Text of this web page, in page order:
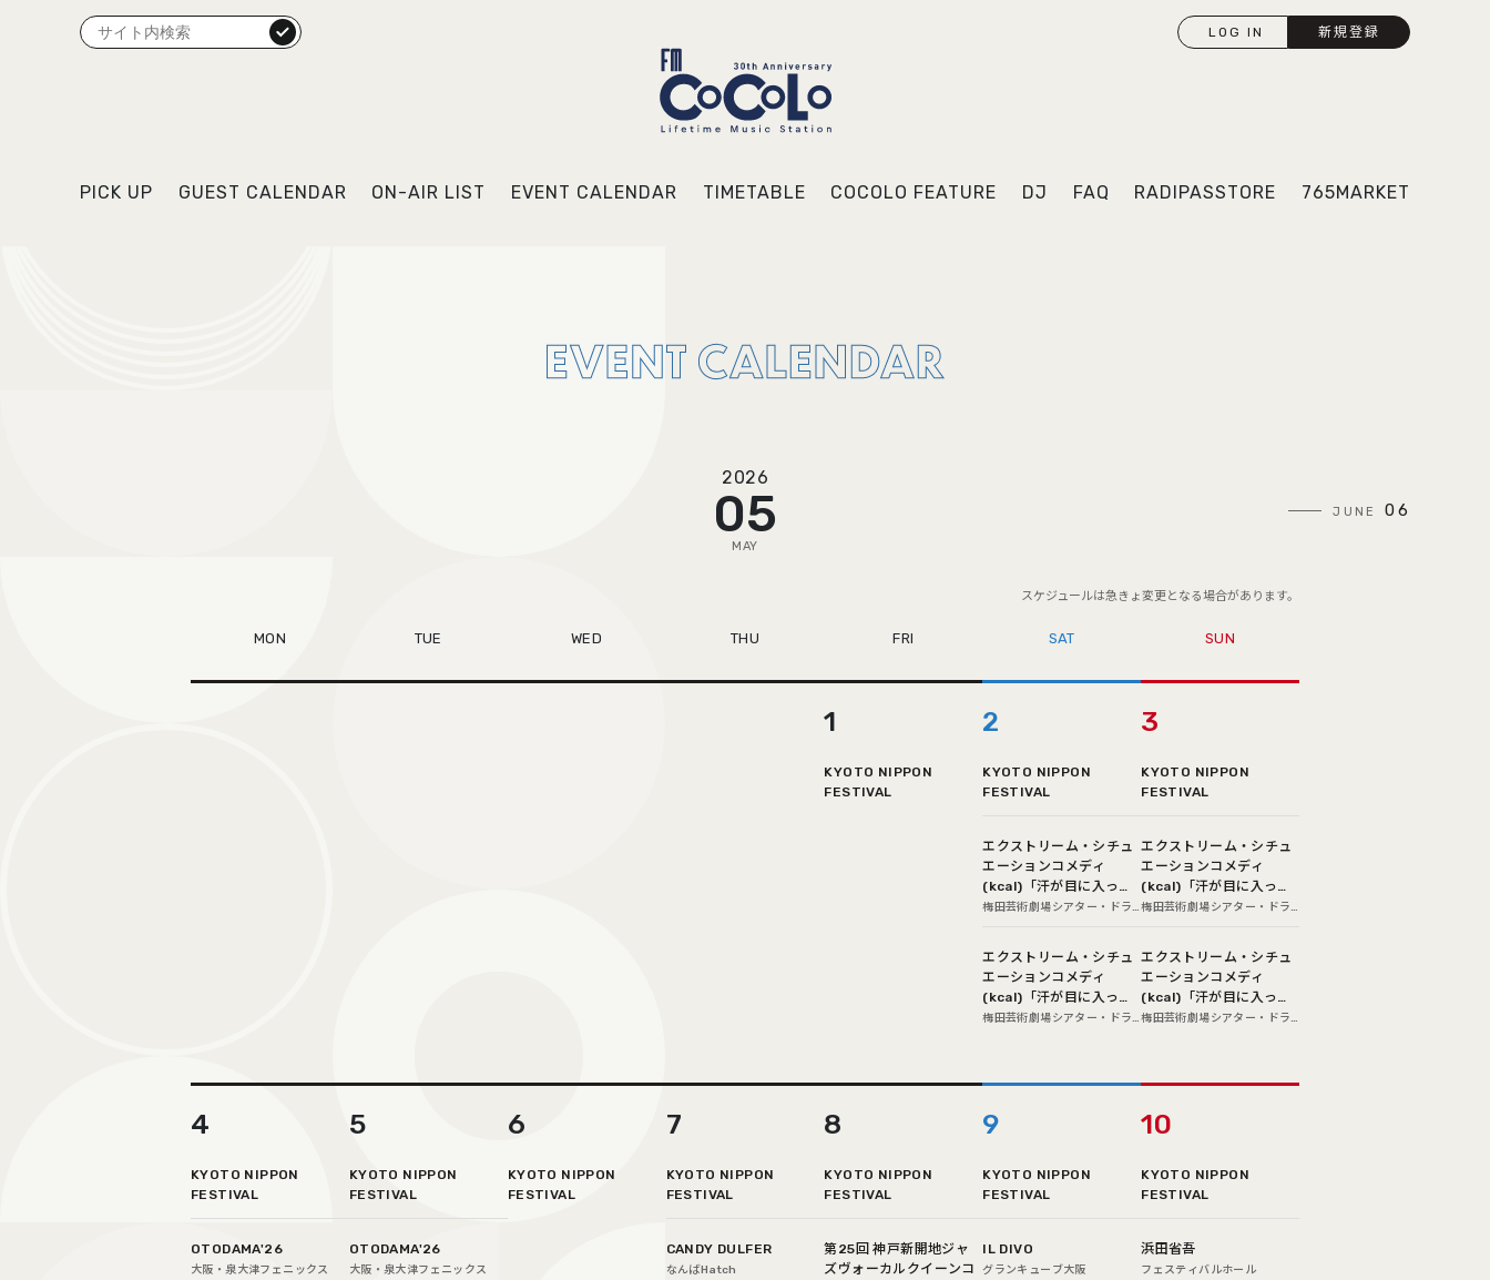
LOG IN 新規登録
検索
PICK UP GUEST CALENDAR ON-AIR LIST EVENT CALENDAR TIMETABLE COCOLO FEATURE DJ FAQ RADIPASSTORE 765MARKET
2026
05
MAY
JUNE 06
スケジュールは急きょ変更となる場合があります。
MON TUE WED THU FRI SAT SUN
1
KYOTO NIPPON
FESTIVAL
2
KYOTO NIPPON
FESTIVAL
エクストリーム・シチュ
エーションコメディ
(kcal)「汗が目に入った
だけ」
梅田芸術劇場シアター・ドラ
エクストリーム・シチュ
エーションコメディ
(kcal)「汗が目に入った
だけ」
梅田芸術劇場シアター・ドラ
3
KYOTO NIPPON
FESTIVAL
エクストリーム・シチュ
エーションコメディ
(kcal)「汗が目に入った
だけ」
梅田芸術劇場シアター・ドラ
エクストリーム・シチュ
エーションコメディ
(kcal)「汗が目に入った
だけ」
梅田芸術劇場シアター・ドラ
4
KYOTO NIPPON
FESTIVAL
OTODAMA'26
⼤阪‧泉⼤津フェニックス
5
KYOTO NIPPON
FESTIVAL
OTODAMA'26
⼤阪‧泉⼤津フェニックス
6
KYOTO NIPPON
FESTIVAL
7
KYOTO NIPPON
FESTIVAL
CANDY DULFER
なんばHatch
8
KYOTO NIPPON
FESTIVAL
第25回 神戸新開地ジャ
ズヴォーカルクイーンコ
9
KYOTO NIPPON
FESTIVAL
IL DIVO
グランキューブ大阪
10
KYOTO NIPPON
FESTIVAL
浜田省吾
フェスティバルホール